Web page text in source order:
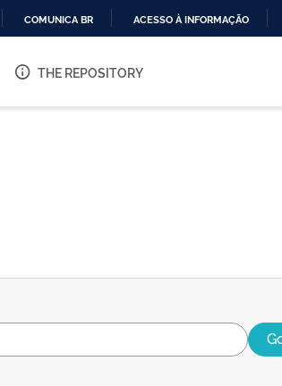
O
COMUNICA BR ACESSO À INFORMAÇÃO
THE REPOSITORY